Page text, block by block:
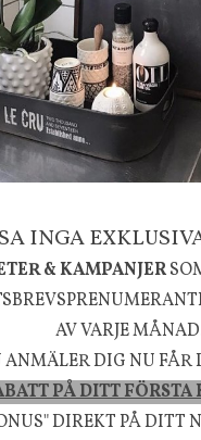
vit,
499 kr
INFO
marmor
Nicolas
415 kr
INFO
INGA
& KAMPANJER
AV VARJE
ANMÄLER DIG NU FÅR
PÅ DITT FÖRSTA
DIREKT PÅ DITT